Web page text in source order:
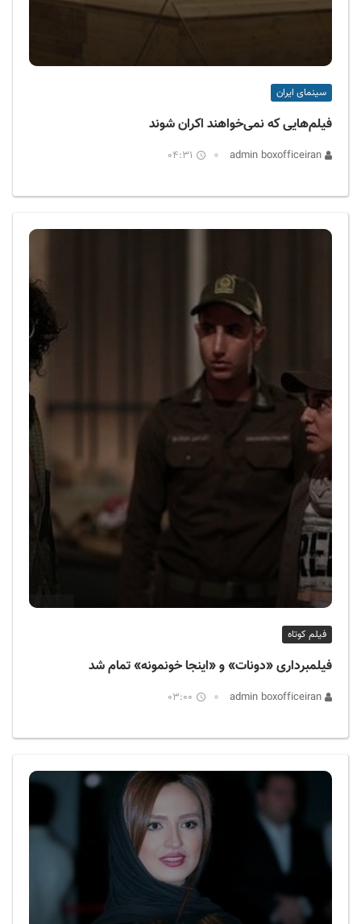
سینمای ایران
فیلم‌هایی که نمی‌خواهند اکران شوند
04:31
فیلم کوتاه
فیلمبرداری «دونات» و «اینجا خونمونه» تمام شد
03:00